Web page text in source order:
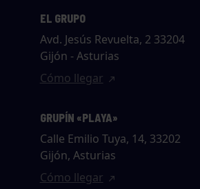
EL GRUPO
Avd. Jesús Revuelta, 2 33204
Gijón - Asturias
Cómo llegar
GRUPÍN «PLAYA»
Calle Emilio Tuya, 14, 33202
Gijón, Asturias
Cómo llegar